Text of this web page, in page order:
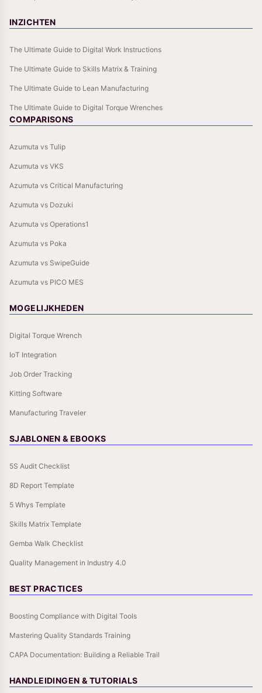
INZICHTEN
The Ultimate Guide to Digital Work Instructions
The Ultimate Guide to Skills Matrix & Training
The Ultimate Guide to Lean Manufacturing
The Ultimate Guide to Digital Torque Wrenches
COMPARISONS
Azumuta vs Tulip
Azumuta vs VKS
Azumuta vs Critical Manufacturing
Azumuta vs Dozuki
Azumuta vs Operations1
Azumuta vs Poka
Azumuta vs SwipeGuide
Azumuta vs PICO MES
MOGELIJKHEDEN
Digital Torque Wrench
IoT Integration
Job Order Tracking
Kitting Software
Manufacturing Traveler
SJABLONEN & EBOOKS
5S Audit Checklist
8D Report Template
5 Whys Template
Skills Matrix Template
Gemba Walk Checklist
Quality Management in Industry 4.0
BEST PRACTICES
Boosting Compliance with Digital Tools
Mastering Quality Standards Training
CAPA Documentation: Building a Reliable Trail
HANDLEIDINGEN & TUTORIALS